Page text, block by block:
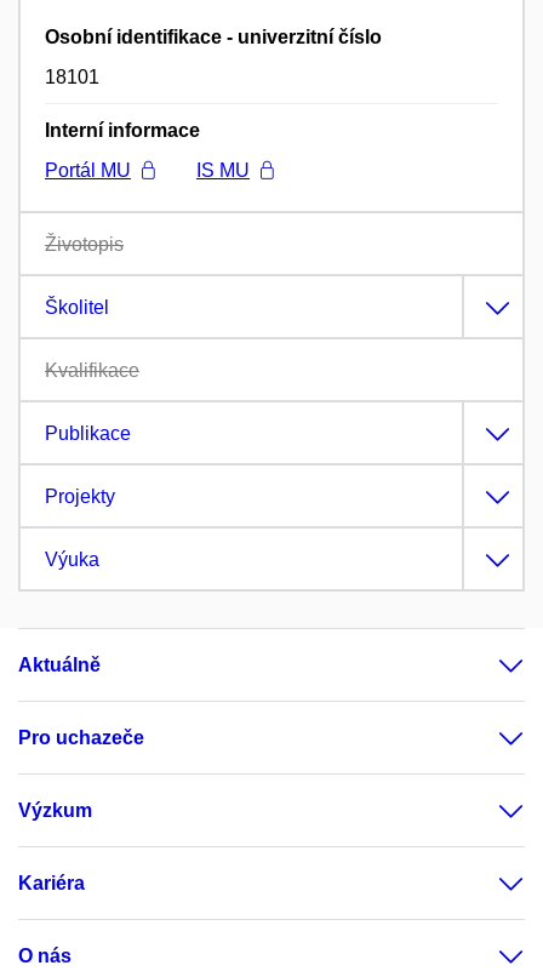
Osobní identifikace - univerzitní číslo
18101
Interní informace
Portál MU
IS MU
Životopis
Školitel
Kvalifikace
Publikace
Projekty
Výuka
Aktuálně
Pro uchazeče
Výzkum
Kariéra
O nás